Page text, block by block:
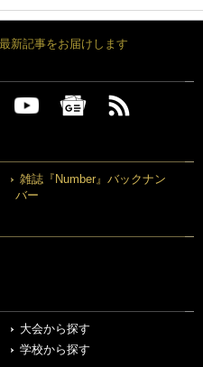
新記事をお届けします
雑誌『Number』バックナン
バー
大会から探す
学校から探す